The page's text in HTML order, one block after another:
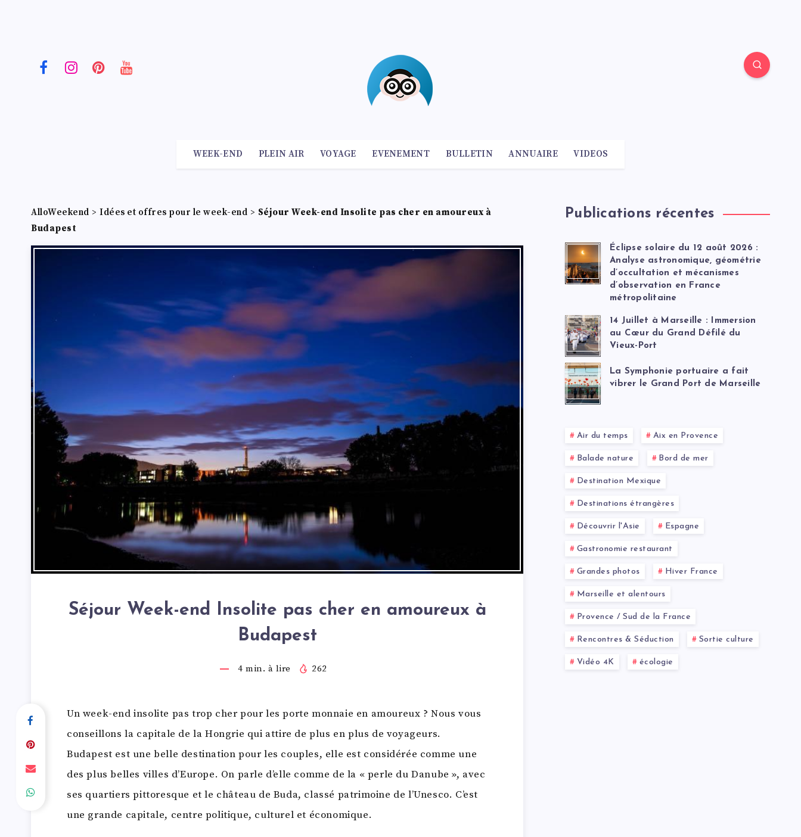
WEEK-END PLEIN AIR VOYAGE EVENEMENT BULLETIN ANNUAIRE VIDEOS
AlloWeekend > Idées et offres pour le week-end > Séjour Week-end Insolite pas cher en amoureux à
Budapest
Séjour Week-end Insolite pas cher en amoureux à
Budapest
4 min. à lire 262
Un week-end insolite pas trop cher pour les porte monnaie en amoureux ? Nous vous
conseillons la capitale de la Hongrie qui attire de plus en plus de voyageurs.
Budapest est une belle destination pour les couples, elle est considérée comme une
des plus belles villes d’Europe. On parle d’elle comme de la « perle du Danube », avec
ses quartiers pittoresque et le château de Buda, classé patrimoine de l’Unesco. C’est
une grande capitale, centre politique, culturel et économique.
Publications récentes
Éclipse solaire du 12 août 2026 :
Analyse astronomique, géométrie
d’occultation et mécanismes
d’observation en France
métropolitaine
14 Juillet à Marseille : Immersion
au Cœur du Grand Défilé du
Vieux-Port
La Symphonie portuaire a fait
vibrer le Grand Port de Marseille
Air du temps Aix en Provence
Balade nature Bord de mer
Destination Mexique
Destinations étrangères
Découvrir l'Asie Espagne
Gastronomie restaurant
Grandes photos Hiver France
Marseille et alentours
Provence / Sud de la France
Rencontres & Séduction Sortie culture
Vidéo 4K écologie